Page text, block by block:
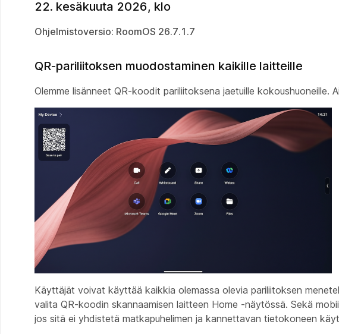
22. kesäkuuta 2026, klo
Ohjelmistoversio: RoomOS 26.7.1.7
QR-pariliitoksen muodostaminen kaikille laitteille
Olemme lisänneet QR-koodit pariliitoksena jaetuille kokoushuoneille.
Käyttäjät voivat käyttää kaikkia olemassa olevia pariliitoksen
valita QR-koodin skannaamisen laitteen Home -näytössä. Sekä
jos sitä ei yhdistetä matkapuhelimen ja kannettavan tietokoneen